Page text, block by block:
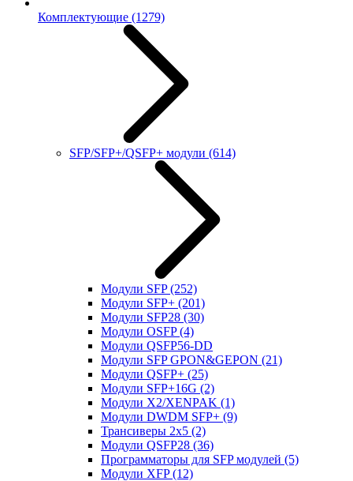
Комплектующие (1279)
SFP/SFP+/QSFP+ модули (614)
Модули SFP(252)
Модули SFP+ (201)
Модули SFP28 (30)
Модули OSFP(4)
Модули QSFP56-DD
Модули SFP GPON&GEPON (21)
Модули QSFP+ (25)
Модули SFP+16G (2)
Модули X2/XENPAK (1)
Модули DWDM SFP+ (9)
Трансиверы 2x5 (2)
Модули QSFP28 (36)
Программаторы для SFP модулей (5)
Модули XFP(12)